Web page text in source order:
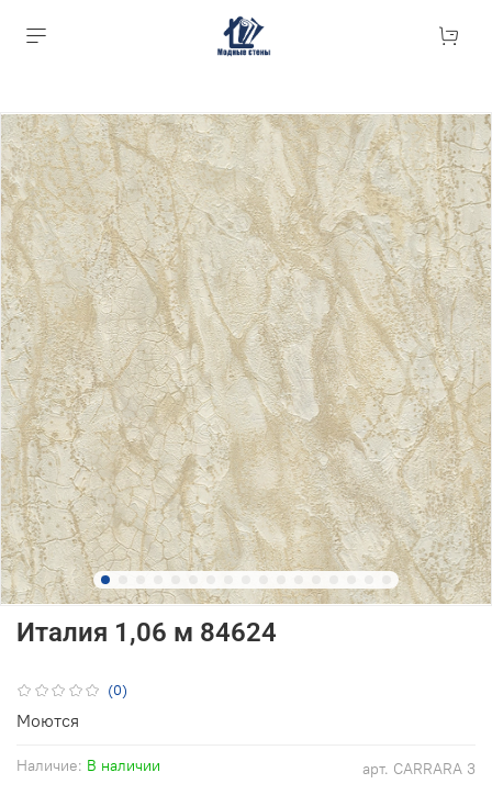
(0)
арт. CARRARA 3
Наличие: В наличии
Италия 1,06 м 84624
Моются